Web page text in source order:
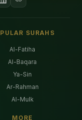
SURAHS
Al-Fatiha
Al-Baqara
Ya-Sin
Ar-Rahman
Al-Mulk
MORE